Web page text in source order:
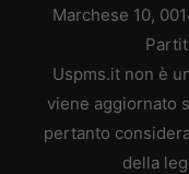
Marchese 10,
Uspms.it non è
viene aggiornato
pertanto
della